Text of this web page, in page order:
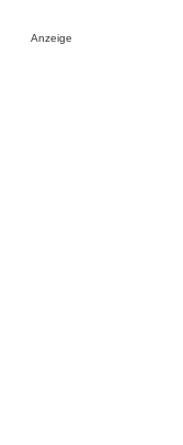
Anzeige